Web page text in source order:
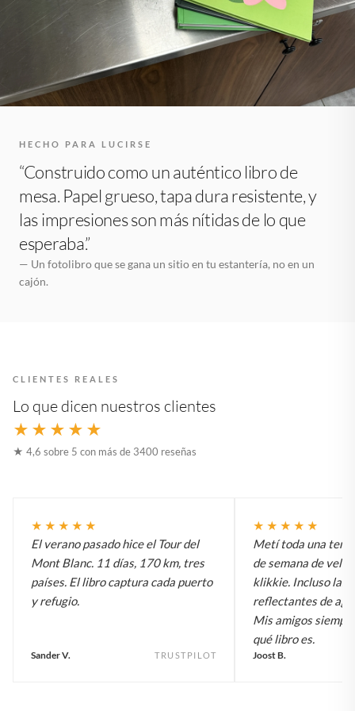
HECHO PARA LUCIRSE
“Construido como un auténtico libro de
mesa. Papel grueso, tapa dura resistente, y
las impresiones son más nítidas de lo que
esperaba.”
— Un fotolibro que se gana un sitio en tu estantería, no en un
cajón.
CLIENTES REALES
Lo que dicen nuestros clientes
★★★★★
★ 4,6 sobre 5 con más de 3400 reseñas
★★★★★
El verano pasado hice el Tour del
Mont Blanc. 11 días, 170 km, tres
países. El libro captura cada puerto
y refugio.
Sander V. TRUSTPILOT
★★★★★
Metí toda una
de semana de vela
klikkie. Incluso las
reflectantes de
Mis amigos
qué libro es.
Joost B.